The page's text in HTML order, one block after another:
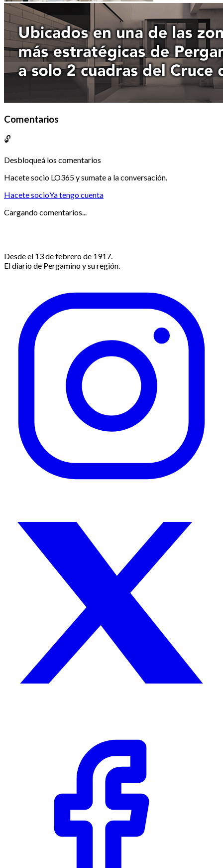
Comentarios
🔓
Desbloqueá los comentarios
Hacete socio LO365 y sumate a la conversación.
Hacete socioYa tengo cuenta
Cargando comentarios...
Desde el 13 de febrero de 1917.
El diario de Pergamino y su región.